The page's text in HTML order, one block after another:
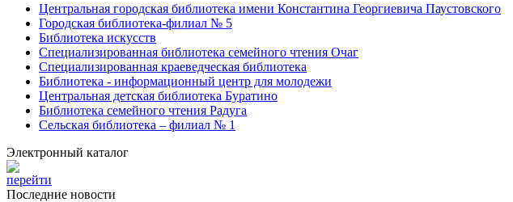
Центральная городская библиотека имени Константина Георгиевича Паустовского
Городская библиотека-филиал № 5
Библиотека искусств
Специализированная библиотека семейного чтения Очаг
Специализированная краеведческая библиотека
Библиотека - информационный центр для молодежи
Центральная детская библиотека Буратино
Библиотека семейного чтения Радуга
Сельская библиотека – филиал № 1
Электронный каталог
перейти
Последние новости